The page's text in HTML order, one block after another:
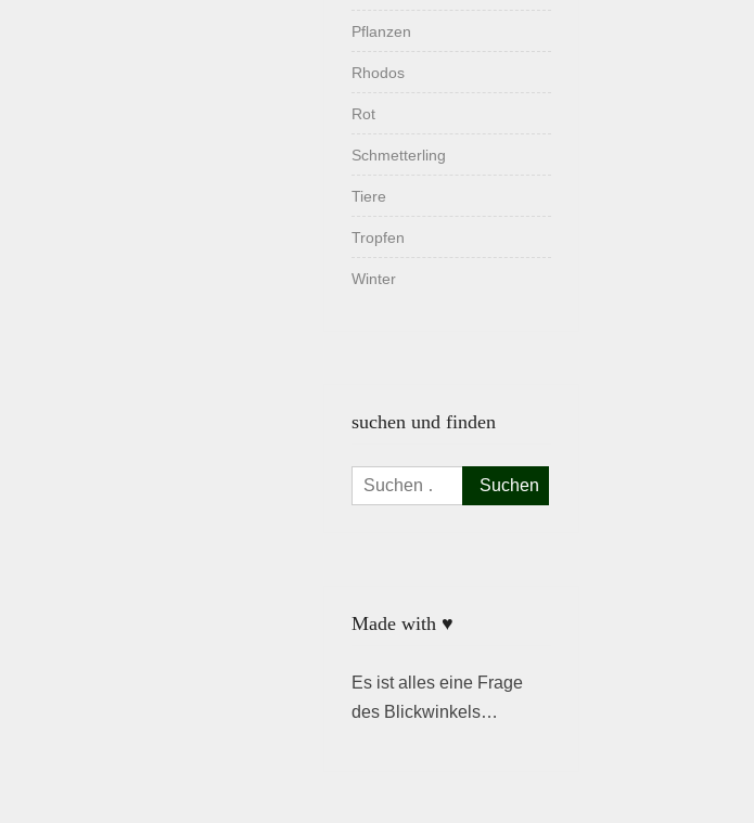
Pflanzen
Rhodos
Rot
Schmetterling
Tiere
Tropfen
Winter
suchen und finden
Suchen
nach:
Made with ♥
Es ist alles eine Frage
des Blickwinkels…